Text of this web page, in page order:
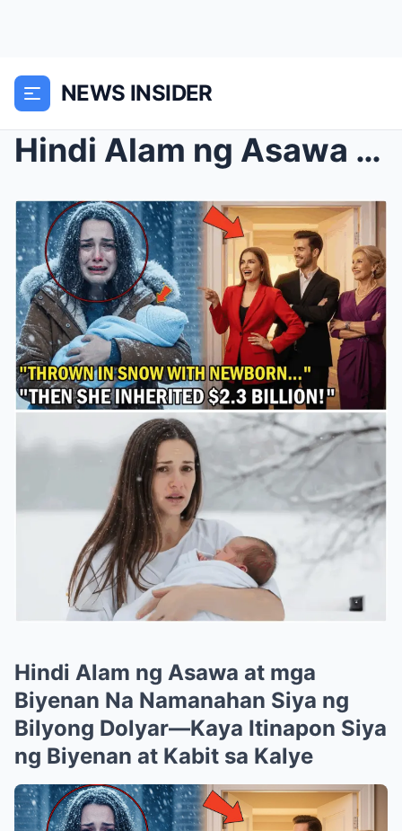
NEWS INSIDER
Hindi Alam ng Asawa at mga Biyenan Na Namanahan Si...
Hindi Alam ng Asawa at mga
Biyenan Na Namanahan Siya ng
Bilyong Dolyar—Kaya Itinapon Siya
ng Biyenan at Kabit sa Kalye